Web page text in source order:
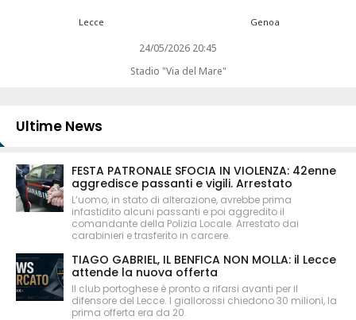
Lecce Genoa
24/05/2026 20:45
Stadio "Via del Mare"
Ultime News
FESTA PATRONALE SFOCIA IN VIOLENZA: 42enne
aggredisce passanti e vigili. Arrestato
L’uomo, in stato di alterazione, avrebbe prima
infastidito alcuni passanti e poi aggredito il
comandante della Polizia Locale. Arrestato dai
carabinieri e trasferito in carcere.
TIAGO GABRIEL, IL BENFICA NON MOLLA: il Lecce
attende la nuova offerta
Il club portoghese è pronto a rifarsi avanti per il
difensore del Lecce. I giallorossi chiedono 30 milioni, la
prima offerta era da 20.